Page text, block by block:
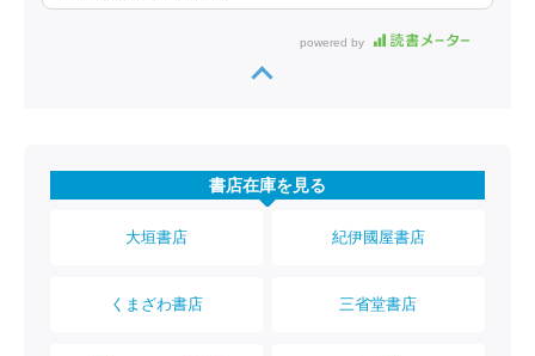
powered by
書店在庫を見る
大垣書店 紀伊國屋書店
くまざわ書店 三省堂書店